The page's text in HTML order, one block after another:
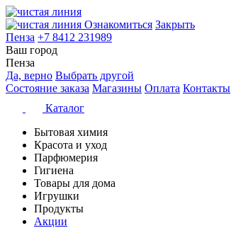
Ознакомиться Закрыть
Пенза +7 8412 231989
Ваш город
Пенза
Да, верно Выбрать другой
Состояние заказа Магазины Оплата Контакты
Каталог
Бытовая химия
Красота и уход
Парфюмерия
Гигиена
Товары для дома
Игрушки
Продукты
Акции